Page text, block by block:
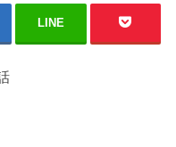
LINE